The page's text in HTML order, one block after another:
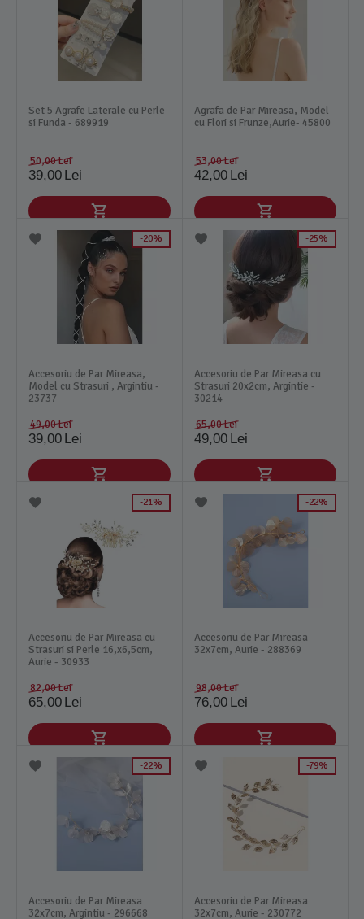
Set 5 Agrafe Laterale cu Perle
si Funda - 689919
50,00Lei
39,00 Lei
Agrafa de Par Mireasa, Model
cu Flori si Frunze,Aurie- 45800
53,00Lei
42,00 Lei
20%
Accesoriu de Par Mireasa,
Model cu Strasuri , Argintiu -
23737
49,00Lei
39,00 Lei
25%
Accesoriu de Par Mireasa cu
Strasuri 20x2cm, Argintie -
30214
65,00Lei
49,00 Lei
21%
Accesoriu de Par Mireasa cu
Strasuri si Perle 16,x6,5cm,
Aurie - 30933
82,00Lei
65,00 Lei
22%
Accesoriu de Par Mireasa
32x7cm, Aurie - 288369
98,00Lei
76,00 Lei
22%
Accesoriu de Par Mireasa
32x7cm, Argintiu - 296668
79%
Accesoriu de Par Mireasa
32x7cm, Aurie - 230772